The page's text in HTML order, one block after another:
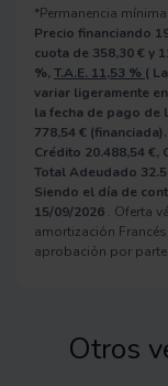
*Permanencia
Precio financiando
cuota de 358,30€ y
%, T.A.E. 11,53 % (
variar ligeramente
la fecha de pago de
778,54€ (financiada).
Crédito 20.488,54€,
Total Adeudado
Siendo el día de
15/09/2026 . Oferta
amortización
aprobación por parte
Otros